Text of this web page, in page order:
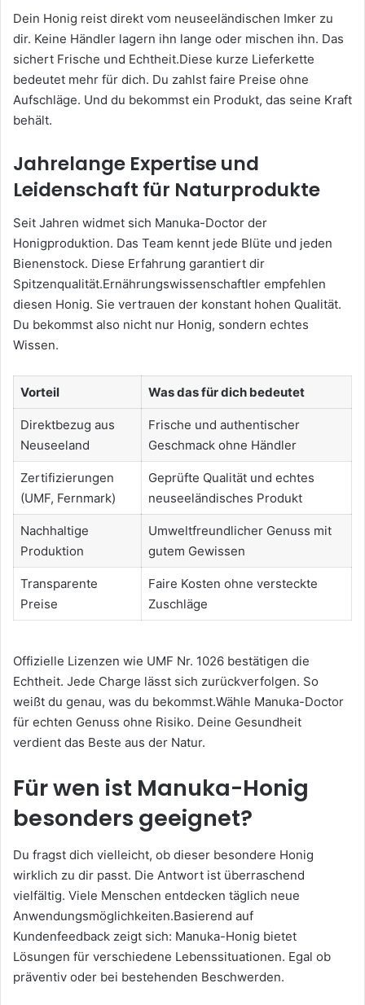
Dein Honig reist direkt vom neuseeländischen Imker zu
dir. Keine Händler lagern ihn lange oder mischen ihn. Das
sichert Frische und Echtheit.Diese kurze Lieferkette
bedeutet mehr für dich. Du zahlst faire Preise ohne
Aufschläge. Und du bekommst ein Produkt, das seine Kraft
behält.
Jahrelange Expertise und
Leidenschaft für Naturprodukte
Seit Jahren widmet sich Manuka-Doctor der
Honigproduktion. Das Team kennt jede Blüte und jeden
Bienenstock. Diese Erfahrung garantiert dir
Spitzenqualität.Ernährungswissenschaftler empfehlen
diesen Honig. Sie vertrauen der konstant hohen Qualität.
Du bekommst also nicht nur Honig, sondern echtes
Wissen.
Vorteil Was das für dich bedeutet
Direktbezug aus
Neuseeland
Frische und authentischer
Geschmack ohne Händler
Zertifizierungen
(UMF, Fernmark)
Geprüfte Qualität und echtes
neuseeländisches Produkt
Nachhaltige
Produktion
Umweltfreundlicher Genuss mit
gutem Gewissen
Transparente
Preise
Faire Kosten ohne versteckte
Zuschläge
Offizielle Lizenzen wie UMF Nr. 1026 bestätigen die
Echtheit. Jede Charge lässt sich zurückverfolgen. So
weißt du genau, was du bekommst.Wähle Manuka-Doctor
für echten Genuss ohne Risiko. Deine Gesundheit
verdient das Beste aus der Natur.
Für wen ist Manuka-Honig
besonders geeignet?
Du fragst dich vielleicht, ob dieser besondere Honig
wirklich zu dir passt. Die Antwort ist überraschend
vielfältig. Viele Menschen entdecken täglich neue
Anwendungsmöglichkeiten.Basierend auf
Kundenfeedback zeigt sich: Manuka-Honig bietet
Lösungen für verschiedene Lebenssituationen. Egal ob
präventiv oder bei bestehenden Beschwerden.